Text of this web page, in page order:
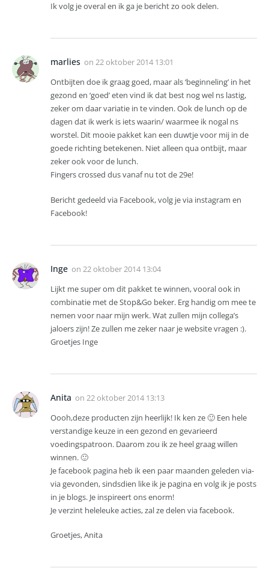
Ik volg je overal en ik ga je bericht zo ook delen.
marlies on 22 oktober 2014 13:01
Ontbijten doe ik graag goed, maar als ‘beginneling’ in het
gezond en ‘goed’ eten vind ik dat best nog wel ns lastig,
zeker om daar variatie in te vinden. Ook de lunch op de
dagen dat ik werk is iets waarin/ waarmee ik nogal ns
worstel. Dit mooie pakket kan een duwtje voor mij in de
goede richting betekenen. Niet alleen qua ontbijt, maar
zeker ook voor de lunch.
Fingers crossed dus vanaf nu tot de 29e!
Bericht gedeeld via Facebook, volg je via instagram en
Facebook!
Inge on 22 oktober 2014 13:04
Lijkt me super om dit pakket te winnen, vooral ook in
combinatie met de Stop&Go beker. Erg handig om mee te
nemen voor naar mijn werk. Wat zullen mijn collega’s
jaloers zijn! Ze zullen me zeker naar je website vragen :).
Groetjes Inge
Anita on 22 oktober 2014 13:13
Oooh,deze producten zijn heerlijk! Ik ken ze 🙂 Een hele
verstandige keuze in een gezond en gevarieerd
voedingspatroon. Daarom zou ik ze heel graag willen
winnen. 🙂
Je facebook pagina heb ik een paar maanden geleden via-
via gevonden, sindsdien like ik je pagina en volg ik je posts
in je blogs. Je inspireert ons enorm!
Je verzint heleleuke acties, zal ze delen via facebook.
Groetjes, Anita